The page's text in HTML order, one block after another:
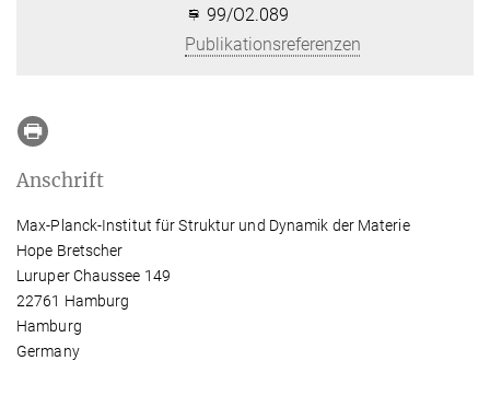
99/O2.089
Publikationsreferenzen
Anschrift
Max-Planck-Institut für Struktur und Dynamik der Materie
Hope Bretscher
Luruper Chaussee 149
22761 Hamburg
Hamburg
Germany